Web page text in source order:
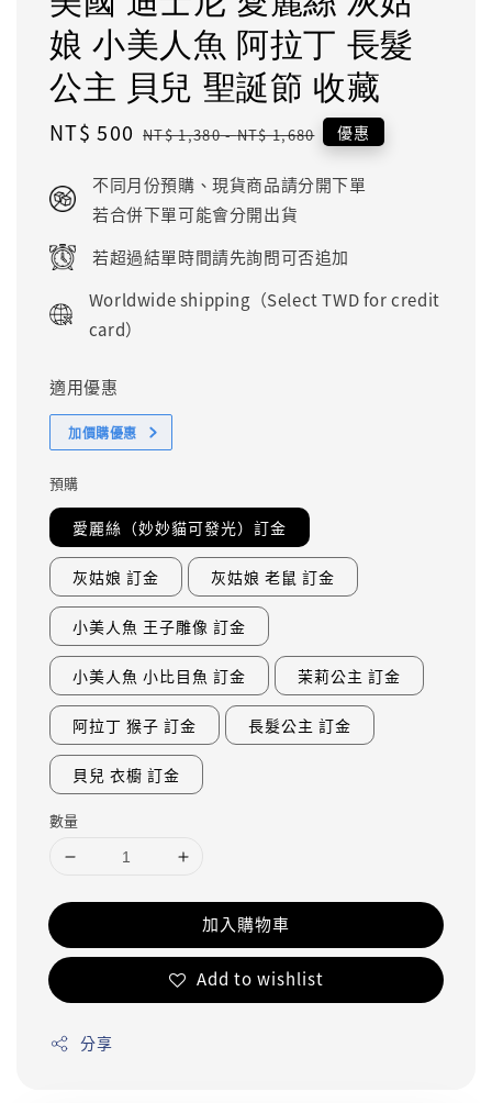
娘 小美人魚 阿拉丁 長髮
公主 貝兒 聖誕節 收藏
Sale
NT$ 500 Regular
NT$ 1,380-NT$ 1,680 優惠
不同月份預購、現貨商品請分開下單
若合併下單可能會分開出貨
若超過結單時間請先詢問可否追加
Worldwide shipping（Select TWD for credit
card）
適用優惠
加價購優惠
預購
愛麗絲（妙妙貓可發光）訂金
灰姑娘 訂金 灰姑娘 老鼠 訂金
小美人魚 王子雕像 訂金
小美人魚 小比目魚 訂金 茉莉公主 訂金
阿拉丁 猴子 訂金 長髮公主 訂金
貝兒 衣櫥 訂金
數量
加入購物車
Add to wishlist
分享